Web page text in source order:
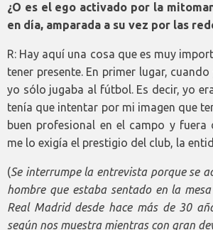
¿O es el ego activado por la
en día, amparada a su vez por las
R: Hay aquí una cosa que es muy
tener presente. En primer lugar,
yo sólo jugaba al fútbol. Es decir, yo
tenía que intentar por mi imagen que
buen profesional en el campo y fuera
me lo exigía el prestigio del club, la
(Se interrumpe la entrevista porque se
hombre que estaba sentado en la
Real Madrid desde hace más de 30
según nos muestra mientras con gran